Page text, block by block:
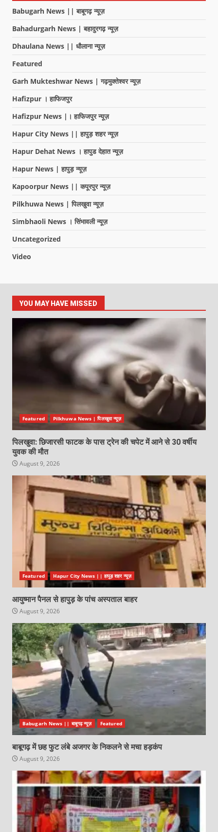
Babugarh News || बाबूगढ़ न्यूज़
Bahadurgarh News | बहादुरगढ़ न्यूज़
Dhaulana News || धौलाना न्यूज़
Featured
Garh Mukteshwar News | गढ़मुक्तेश्वर न्यूज़
Hafizpur । हाफिजपुर
Hafizpur News |। हाफिजपुर न्यूज़
Hapur City News || हापुड़ शहर न्यूज़
Hapur Dehat News । हापुड देहात न्यूज़
Hapur News | हापुड़ न्यूज़
Kapoorpur News || कपूरपुर न्यूज़
Pilkhuwa News | पिलखुवा न्यूज़
Simbhaoli News । सिंभावली न्यूज़
Uncategorized
Video
YOU MAY HAVE MISSED
Featured Pilkhuwa News | पिलखुवा न्यूज़
पिलखुवा: छिजारसी फाटक के पास ट्रेन की चपेट में आने से 30 वर्षीय
युवक की मौत
August 9, 2026
Featured Hapur City News || हापुड़ शहर न्यूज़
आयुष्मान पैनल से हापुड़ के पांच अस्पताल बाहर
August 9, 2026
Babugarh News || बाबूगढ़ न्यूज़ Featured
बाबूगढ़ में छह फुट लंबे अजगर के निकलने से मचा हड़कंप
August 9, 2026